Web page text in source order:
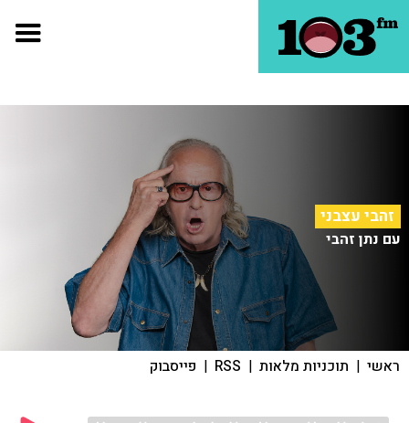
זהבי עצבני
עם נתן זהבי
ראשי | תוכניות מלאות |
RSS
| פייסבוק